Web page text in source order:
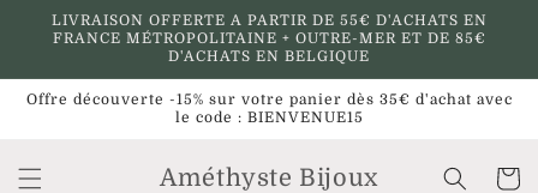
passer
au
LIVRAISON OFFERTE A PARTIR DE 55€ D'ACHATS EN
FRANCE MÉTROPOLITAINE + OUTRE-MER ET DE 85€
D'ACHATS EN BELGIQUE
Offre découverte -15% sur votre panier dès 35€ d'achat avec
le code : BIENVENUE15
Améthyste Bijoux Panier